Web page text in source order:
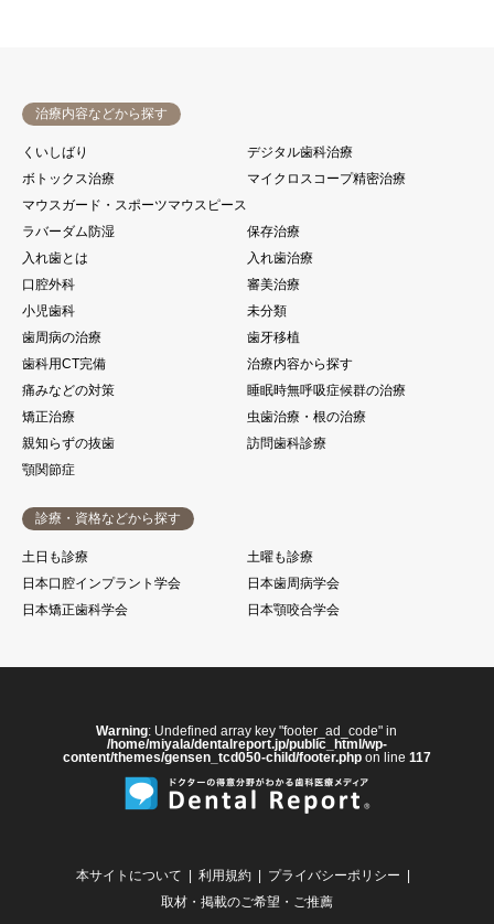
治療内容などから探す
くいしばり
デジタル歯科治療
ボトックス治療
マイクロスコープ精密治療
マウスガード・スポーツマウスピース
ラバーダム防湿
保存治療
入れ歯とは
入れ歯治療
口腔外科
審美治療
小児歯科
未分類
歯周病の治療
歯牙移植
歯科用CT完備
治療内容から探す
痛みなどの対策
睡眠時無呼吸症候群の治療
矯正治療
虫歯治療・根の治療
親知らずの抜歯
訪問歯科診療
顎関節症
診療・資格などから探す
土日も診療
土曜も診療
日本口腔インプラント学会
日本歯周病学会
日本矯正歯科学会
日本顎咬合学会
Warning: Undefined array key "footer_ad_code" in
/home/miyala/dentalreport.jp/public_html/wp-
content/themes/gensen_tcd050-child/footer.php on line 117
本サイトについて 利用規約
プライバシーポリシー
取材・掲載のご希望・ご推薦